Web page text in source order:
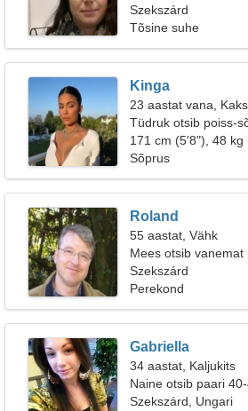
Szekszárd
Tõsine suhe
Kinga
23 aastat vana,
Tüdruk otsib poiss-
171 cm (5'8"), 48 kg
Sõprus
Roland
55 aastat, Vähk
Mees otsib vanemat
Szekszárd
Perekond
Gabriella
34 aastat, Kaljukits
Naine otsib paari
Szekszárd, Ungari